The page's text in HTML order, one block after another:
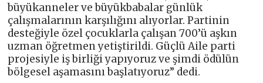
büyükanneler ve büyükbabalar günlük
çalışmalarının karşılığını alıyorlar. Partinin
desteğiyle özel çocuklarla çalışan 700’ü aşkın
uzman öğretmen yetiştirildi. Güçlü Aile parti
projesiyle iş birliği yapıyoruz ve şimdi ödülün
bölgesel aşamasını başlatıyoruz” dedi.